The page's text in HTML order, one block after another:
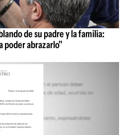
de su padre y la familia:
poder abrazarlo"